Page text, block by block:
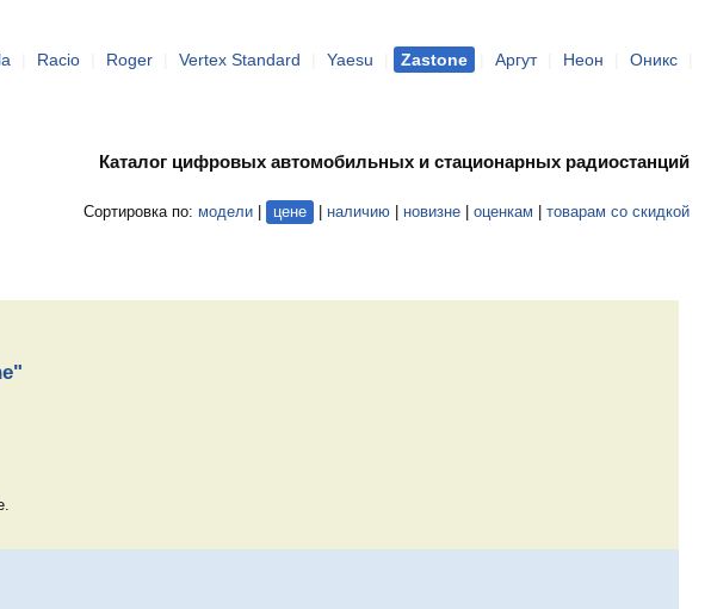
Racio Roger Vertex Standard Yaesu Zastone Аргут Неон Оникс
Каталог цифровых автомобильных и стационарных радиостанций
Сортировка по: модели цене наличию новизне оценкам товарам со скидкой